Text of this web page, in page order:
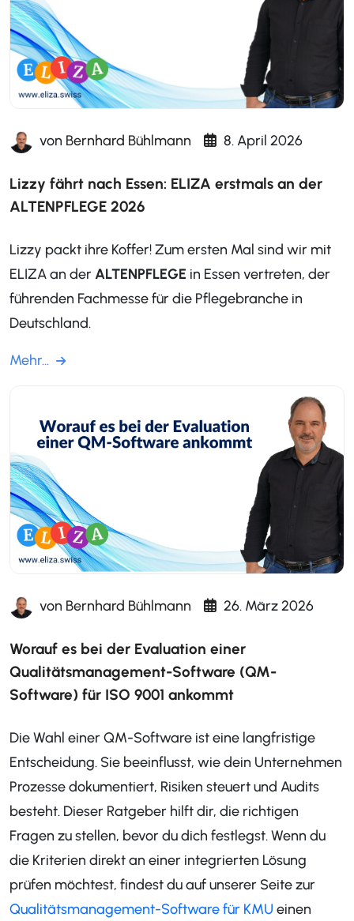
von Bernhard Bühlmann 8. April 2026
Lizzy fährt nach Essen: ELIZA erstmals an der
ALTENPFLEGE 2026
Lizzy packt ihre Koffer! Zum ersten Mal sind wir mit
ELIZA an derALTENPFLEGE in Essen vertreten, der
führenden Fachmesse für die Pflegebranche in
Deutschland.
Mehr...
von Bernhard Bühlmann 26. März 2026
Worauf es bei der Evaluation einer
Qualitätsmanagement-Software (QM-
Software) für ISO 9001 ankommt
Die Wahl einer QM-Software ist eine langfristige
Entscheidung. Sie beeinflusst, wie dein Unternehmen
Prozesse dokumentiert, Risiken steuert und Audits
besteht. Dieser Ratgeber hilft dir, die richtigen
Fragen zu stellen, bevor du dich festlegst. Wenn du
die Kriterien direkt an einer integrierten Lösung
prüfen möchtest, findest du auf unserer Seite zur
Qualitätsmanagement-Software für KMU einen